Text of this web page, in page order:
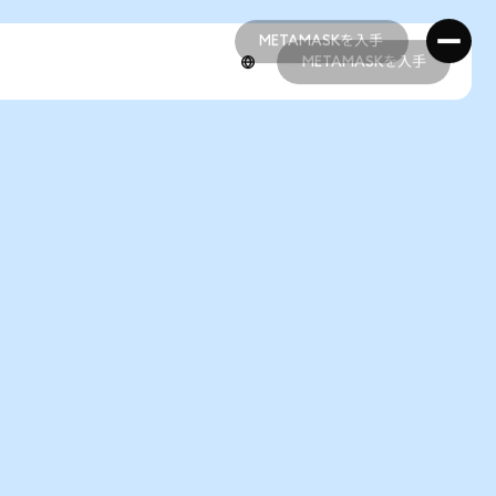
METAMASKを入手
METAMASKを入手
METAMASKを入手